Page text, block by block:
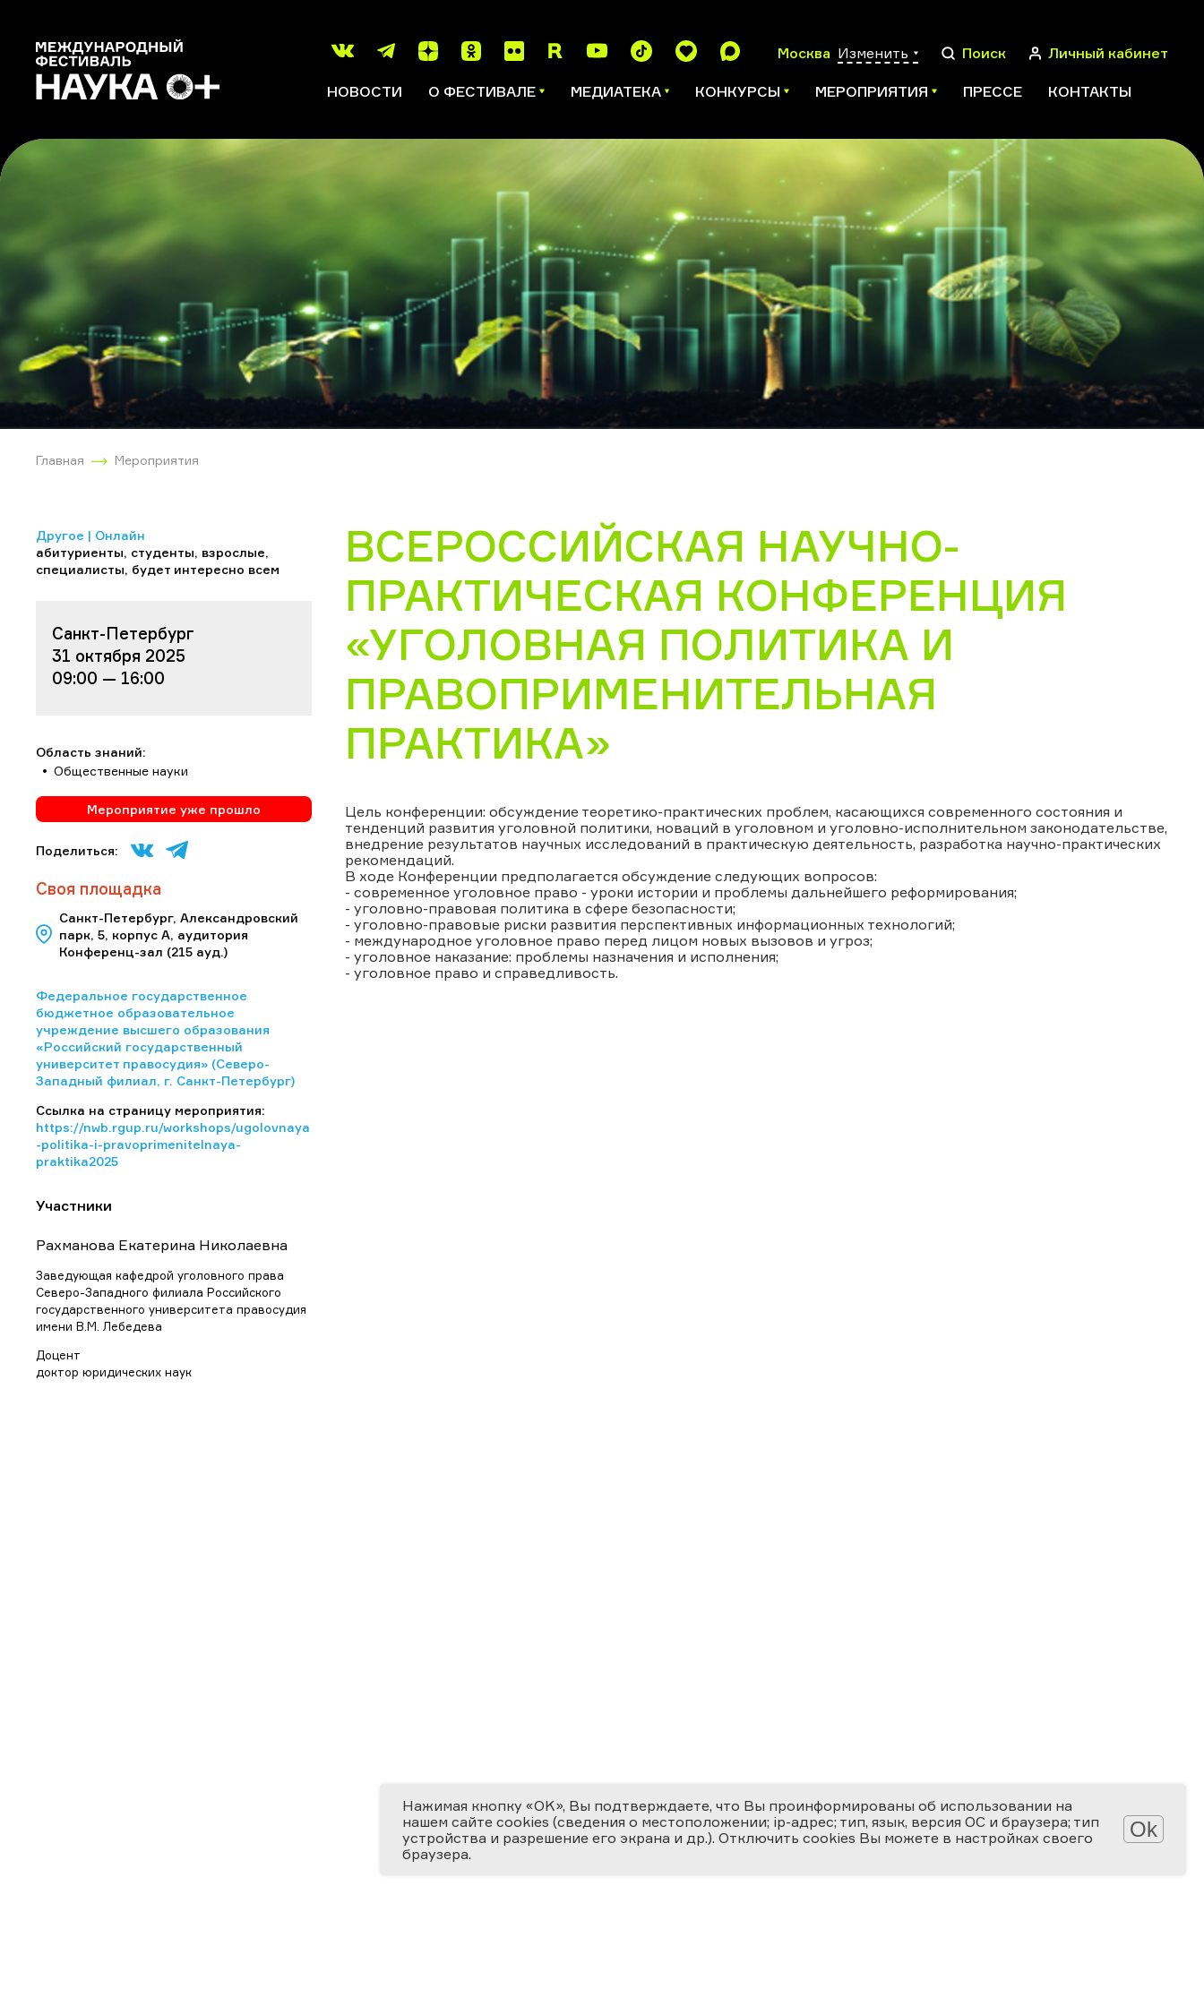
Москва Изменить Поиск Личный кабинет
НОВОСТИ О ФЕСТИВАЛЕ МЕДИАТЕКА КОНКУРСЫ МЕРОПРИЯТИЯ ПРЕССЕ КОНТАКТЫ
Главная Мероприятия
Другое | Онлайн
абитуриенты, студенты, взрослые,
специалисты, будет интересно всем
Санкт-Петербург
31 октября 2025
09:00 — 16:00
Область знаний:
Общественные науки
Мероприятие уже прошло
Поделиться:
Своя площадка
Санкт-Петербург, Александровский
парк, 5, корпус А, аудитория
Конференц-зал (215 ауд.)
Федеральное государственное
бюджетное образовательное
учреждение высшего образования
«Российский государственный
университет правосудия» (Северо-
Западный филиал, г. Санкт-Петербург)
Ссылка на страницу мероприятия:
https://nwb.rgup.ru/workshops/ugolovnaya
-politika-i-pravoprimenitelnaya-
praktika2025
Участники
Рахманова Екатерина Николаевна
Заведующая кафедрой уголовного права
Северо-Западного филиала Российского
государственного университета правосудия
имени В.М. Лебедева
Доцент
доктор юридических наук
ВСЕРОССИЙСКАЯ НАУЧНО-
ПРАКТИЧЕСКАЯ КОНФЕРЕНЦИЯ
«УГОЛОВНАЯ ПОЛИТИКА И
ПРАВОПРИМЕНИТЕЛЬНАЯ
ПРАКТИКА»
Цель конференции: обсуждение теоретико-практических проблем, касающихся современного состояния и
тенденций развития уголовной политики, новаций в уголовном и уголовно-исполнительном законодательстве,
внедрение результатов научных исследований в практическую деятельность, разработка научно-практических
рекомендаций.
В ходе Конференции предполагается обсуждение следующих вопросов:
- современное уголовное право - уроки истории и проблемы дальнейшего реформирования;
- уголовно-правовая политика в сфере безопасности;
- уголовно-правовые риски развития перспективных информационных технологий;
- международное уголовное право перед лицом новых вызовов и угроз;
- уголовное наказание: проблемы назначения и исполнения;
- уголовное право и справедливость.
Нажимая кнопку «OK», Вы подтверждаете, что Вы проинформированы об использовании на
нашем сайте cookies (сведения о местоположении; ip-адрес; тип, язык, версия ОС и браузера; тип
устройства и разрешение его экрана и др.). Отключить cookies Вы можете в настройках своего
браузера.
Ok